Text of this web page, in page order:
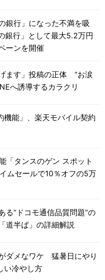
銀行」になった不満を吸
銀行」として最大5.2万円
ーンを開催
ます」投稿の正体 “お涙
へ誘導するカラクリ
機能」、楽天モバイル契約
「タンスのゲン スポット
ムセールで10％オフの5万
る“ドコモ通信品質問題”の
道半ば」の詳細解説
ダメなワケ 猛暑日にやり
い冷やし方